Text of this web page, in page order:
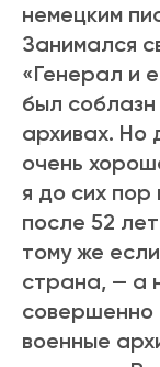
немецким
Занимался
«Генерал и
был
архивах. Но
очень
я до сих пор
после 52
тому же
страна, — а
совершенно
военные